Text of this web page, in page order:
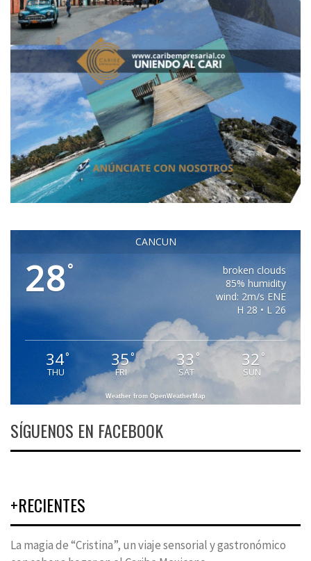
CANCUN
28°
broken clouds
85% humidity
wind: 2m/s ENE
H 28 • L 26
34°
THU
35°
FRI
33 °
SAT
32 °
SUN
Weather from OpenWeatherMap
SÍGUENOS EN FACEBOOK
+RECIENTES
La magia de “Cristina”, un viaje sensorial y gastronómico